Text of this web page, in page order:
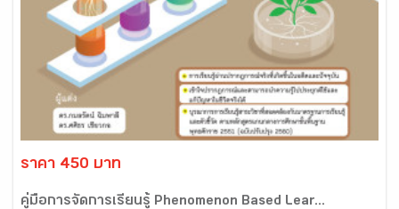
ราคา 450 บาท
คู่มือการจัดการเรียนรู้ Phenomenon Based Lear...